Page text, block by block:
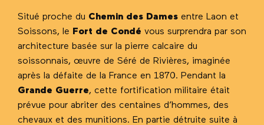
Situé proche du Chemin des Dames entre Laon et
Soissons, le Fort de Condé vous surprendra par son
architecture basée sur la pierre calcaire du
soissonnais, œuvre de Séré de Rivières, imaginée
après la défaite de la France en 1870. Pendant la
Grande Guerre, cette fortification militaire était
prévue pour abriter des centaines d’hommes, des
chevaux et des munitions. En partie détruite suite à